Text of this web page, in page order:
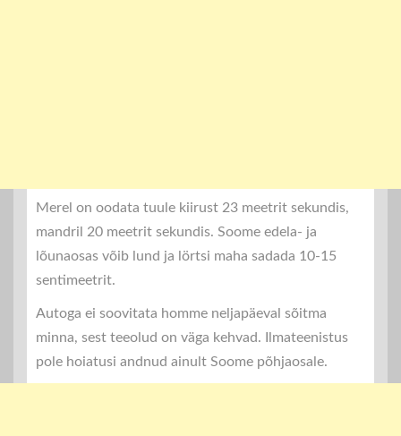
Merel on oodata tuule kiirust 23 meetrit sekundis,
mandril 20 meetrit sekundis. Soome edela- ja
lõunaosas võib lund ja lörtsi maha sadada 10-15
sentimeetrit.
Autoga ei soovitata homme neljapäeval sõitma
minna, sest teeolud on väga kehvad. Ilmateenistus
pole hoiatusi andnud ainult Soome põhjaosale.